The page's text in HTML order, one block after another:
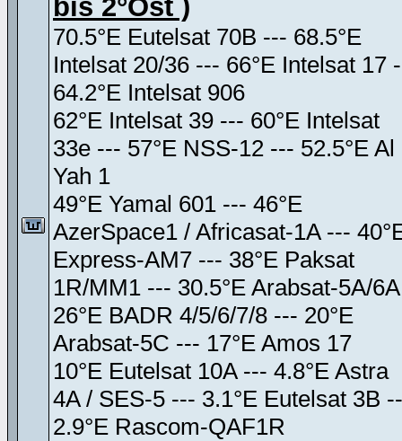
bis 2°Ost )
70.5°E Eutelsat 70B --- 68.5°E
Intelsat 20/36 --- 66°E Intelsat 17
64.2°E Intelsat 906
62°E Intelsat 39 --- 60°E Intelsat
33e --- 57°E NSS-12 --- 52.5°E Al
Yah 1
49°E Yamal 601 --- 46°E
AzerSpace1 / Africasat-1A ---
Express-AM7 --- 38°E Paksat
1R/MM1 --- 30.5°E Arabsat-5A/6A
26°E BADR 4/5/6/7/8 --- 20°E
Arabsat-5C --- 17°E Amos 17
10°E Eutelsat 10A --- 4.8°E Astra
4A / SES-5 --- 3.1°E Eutelsat 3B
2.9°E Rascom-QAF1R